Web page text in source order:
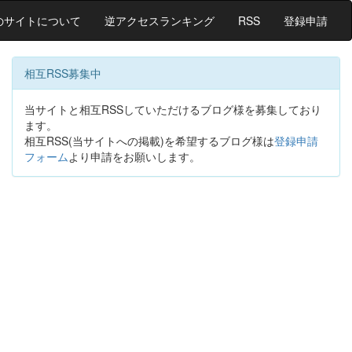
サイトについて 逆アクセスランキング RSS 登録申請
相互RSS募集中
当サイトと相互RSSしていただけるブログ様を募集しており
ます。
相互RSS(当サイトへの掲載)を希望するブログ様は登録申請
フォームより申請をお願いします。